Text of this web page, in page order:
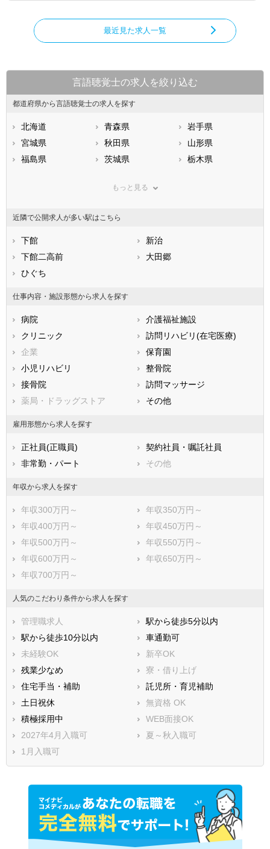
最近見た求人一覧
言語聴覚士の求人を絞り込む
都道府県から言語聴覚士の求人を探す
北海道 青森県
岩手県
宮城県
秋田県
山形県
福島県
茨城県
栃木県
神奈川県
石川県
福井県
静岡県
滋賀県
兵庫県
香川県
高知県
福岡県
長崎県
熊本県
鹿児島県
もっと見る
近隣で公開求人が多い駅はこちら
下館
新治
下館二高前
大田郷
ひぐち
仕事内容・施設形態から求人を探す
病院
介護福祉施設
クリニック
訪問リハビリ(在宅医療)
企業
保育園
小児リハビリ
整骨院
接骨院
訪問マッサージ
薬局・ドラッグストア
その他
雇用形態から求人を探す
正社員(正職員)
契約社員・嘱託社員
非常勤・パート
その他
年収から求人を探す
年収300万円～
年収350万円～
年収400万円～
年収450万円～
年収500万円～
年収550万円～
年収600万円～
年収650万円～
年収700万円～
人気のこだわり条件から求人を探す
管理職求人
駅から徒歩5分以内
駅から徒歩10分以内
車通勤可
未経験OK
新卒OK
残業少なめ
寮・借り上げ
住宅手当・補助
託児所・育児補助
土日祝休
無資格 OK
積極採用中
WEB面接OK
2027年4月入職可
夏～秋入職可
1月入職可